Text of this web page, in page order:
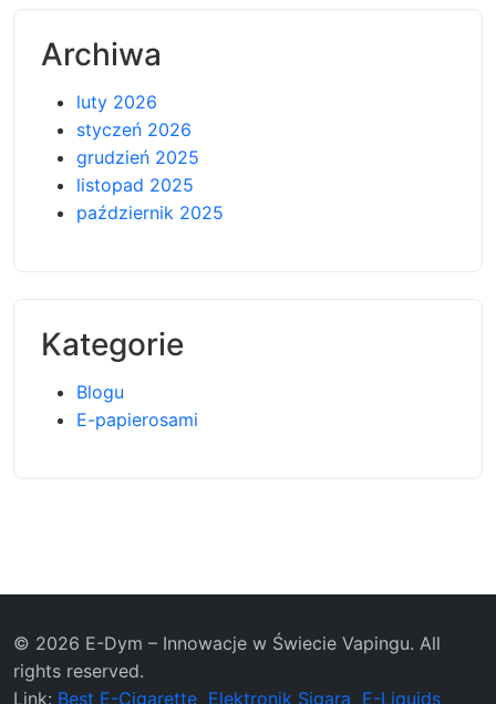
Archiwa
luty 2026
styczeń 2026
grudzień 2025
listopad 2025
październik 2025
Kategorie
Blogu
E-papierosami
© 2026 E-Dym – Innowacje w Świecie Vapingu. All
rights reserved.
Link: Best E-Cigarette Elektronik Sigara E-Liquids